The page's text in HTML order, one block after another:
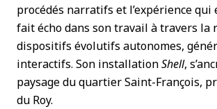
procédés narratifs et l’expérience
fait écho dans son travail à travers la
dispositifs évolutifs autonomes,
interactifs. Son installationShell,
paysage du quartier Saint-François,
du Roy.